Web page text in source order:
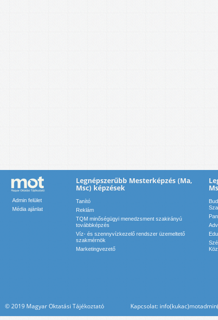
Admin felület
Média ajánlat
Legnépszerűbb Mesterképzés (Ma,
Msc) képzések
Tanító
Reklám
TQM minőségügyi menedzsment szakirányú
továbbképzés
Víz- és szennyvízkezelő rendszer üzemeltető
szakmérnök
Marketingvezető
© 2019 Magyar Oktatási Tájékoztató Kapcsolat: